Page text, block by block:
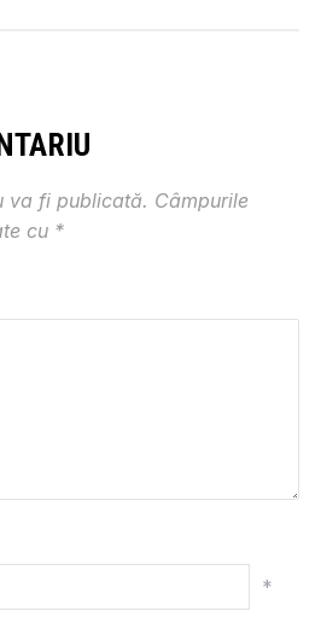
va fi publicată. Câmpurile
cu *
*